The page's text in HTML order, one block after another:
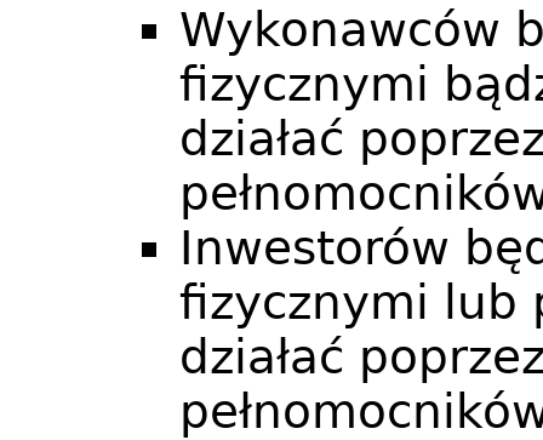
Wykonawców
fizycznymi
działać
Inwestorów
fizycznymi lub
działać